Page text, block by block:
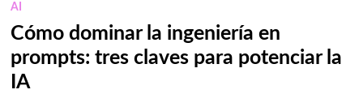
AI
Cómo dominar la ingeniería en
prompts: tres claves para potenciar la
IA